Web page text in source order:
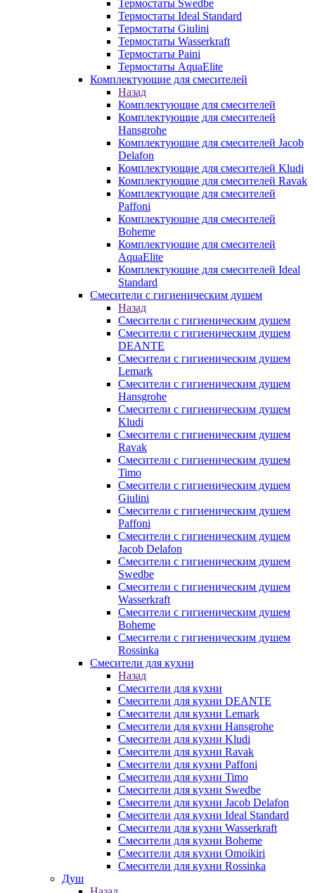
Термостаты Swedbe
Термостаты Ideal Standard
Термостаты Giulini
Термостаты Wasserkraft
Термостаты Paini
Термостаты AquaElite
Комплектующие для смесителей
Назад
Комплектующие для смесителей
Комплектующие для смесителей
Hansgrohe
Комплектующие для смесителей Jacob
Delafon
Комплектующие для смесителей Kludi
Комплектующие для смесителей Ravak
Комплектующие для смесителей
Paffoni
Комплектующие для смесителей
Boheme
Комплектующие для смесителей
AquaElite
Комплектующие для смесителей Ideal
Standard
Смесители с гигиеническим душем
Назад
Смесители с гигиеническим душем
Смесители с гигиеническим душем
DEANTE
Смесители с гигиеническим душем
Lemark
Смесители с гигиеническим душем
Hansgrohe
Смесители с гигиеническим душем
Kludi
Смесители с гигиеническим душем
Ravak
Смесители с гигиеническим душем
Timo
Смесители с гигиеническим душем
Giulini
Смесители с гигиеническим душем
Paffoni
Смесители с гигиеническим душем
Jacob Delafon
Смесители с гигиеническим душем
Swedbe
Смесители с гигиеническим душем
Wasserkraft
Смесители с гигиеническим душем
Boheme
Смесители с гигиеническим душем
Rossinka
Смесители для кухни
Назад
Смесители для кухни
Смесители для кухни DEANTE
Смесители для кухни Lemark
Смесители для кухни Hansgrohe
Смесители для кухни Kludi
Смесители для кухни Ravak
Смесители для кухни Paffoni
Смесители для кухни Timo
Смесители для кухни Swedbe
Смесители для кухни Jacob Delafon
Смесители для кухни Ideal Standard
Смесители для кухни Wasserkraft
Смесители для кухни Boheme
Смесители для кухни Omoikiri
Смесители для кухни Rossinka
Душ